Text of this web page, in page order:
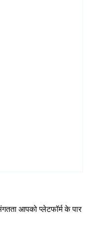
आपको प्लेटफॉर्म के पार